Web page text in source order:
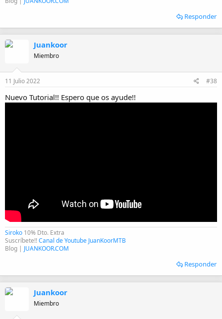
Responder
Juankoor
Miembro
11 Julio 2022 #38
Nuevo Tutorial!! Espero que os ayude!!
Siroko 10% Dto. Extra
Suscríbete!!Canal de Youtube JuanKoorMTB
Blog | JUANKOOR.COM
Responder
Juankoor
Miembro